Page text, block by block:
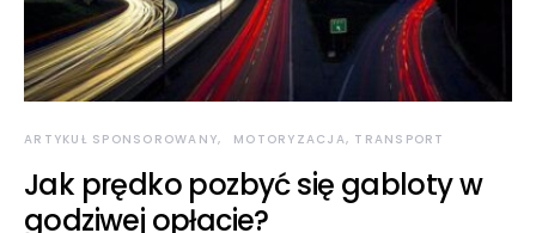
ARTYKUŁ SPONSOROWANY MOTORYZACJA, TRANSPORT
Jak prędko pozbyć się gabloty w
godziwej opłacie?